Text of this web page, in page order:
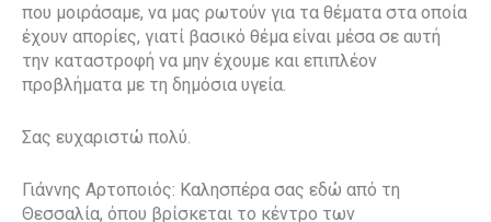
που μοιράσαμε, να μας ρωτούν για τα θέματα στα οποία
έχουν απορίες, γιατί βασικό θέμα είναι μέσα σε αυτή
την καταστροφή να μην έχουμε και επιπλέον
προβλήματα με τη δημόσια υγεία.
Σας ευχαριστώ πολύ.
Γιάννης Αρτοποιός: Καλησπέρα σας εδώ από τη
Θεσσαλία, όπου βρίσκεται το κέντρο των